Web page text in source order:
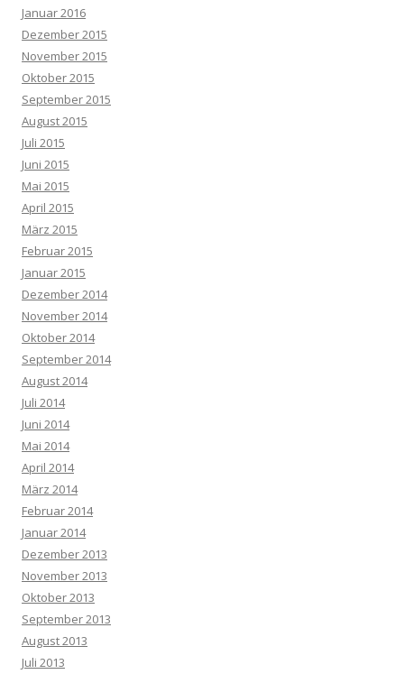
Januar 2016
Dezember 2015
November 2015
Oktober 2015
September 2015
August 2015
Juli 2015
Juni 2015
Mai 2015
April 2015
März 2015
Februar 2015
Januar 2015
Dezember 2014
November 2014
Oktober 2014
September 2014
August 2014
Juli 2014
Juni 2014
Mai 2014
April 2014
März 2014
Februar 2014
Januar 2014
Dezember 2013
November 2013
Oktober 2013
September 2013
August 2013
Juli 2013